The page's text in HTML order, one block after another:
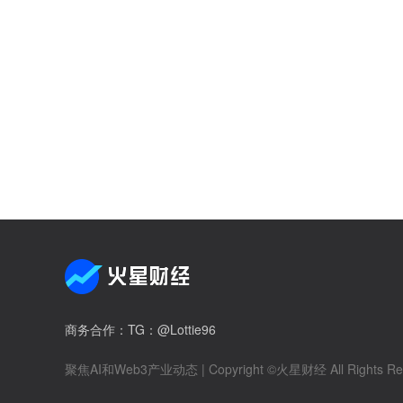
商务合作 ：TG：@Lottie96
聚焦AI和Web3产业动态 | Copyright ©火星财经 All Rights